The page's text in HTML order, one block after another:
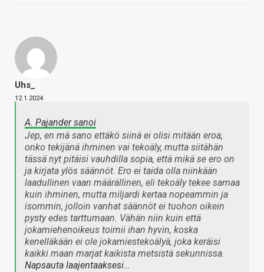
Uhs_
12.1.2024
A. Pajander sanoi
Jep, en mä sano ettäkö siinä ei olisi mitään eroa,
onko tekijänä ihminen vai tekoäly, mutta siitähän
tässä nyt pitäisi vauhdilla sopia, että mikä se ero on
ja kirjata ylös säännöt. Ero ei taida olla niinkään
laadullinen vaan määrällinen, eli tekoäly tekee samaa
kuin ihminen, mutta miljardi kertaa nopeammin ja
isommin, jolloin vanhat säännöt ei tuohon oikein
pysty edes tarttumaan. Vähän niin kuin että
jokamiehenoikeus toimii ihan hyvin, koska
kenelläkään ei ole jokamiestekoälyä, joka keräisi
kaikki maan marjat kaikista metsistä sekunnissa.
Napsauta laajentaaksesi…